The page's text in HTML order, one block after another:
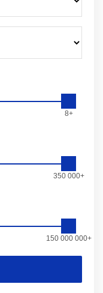
8+
350 000+
150 000 000+